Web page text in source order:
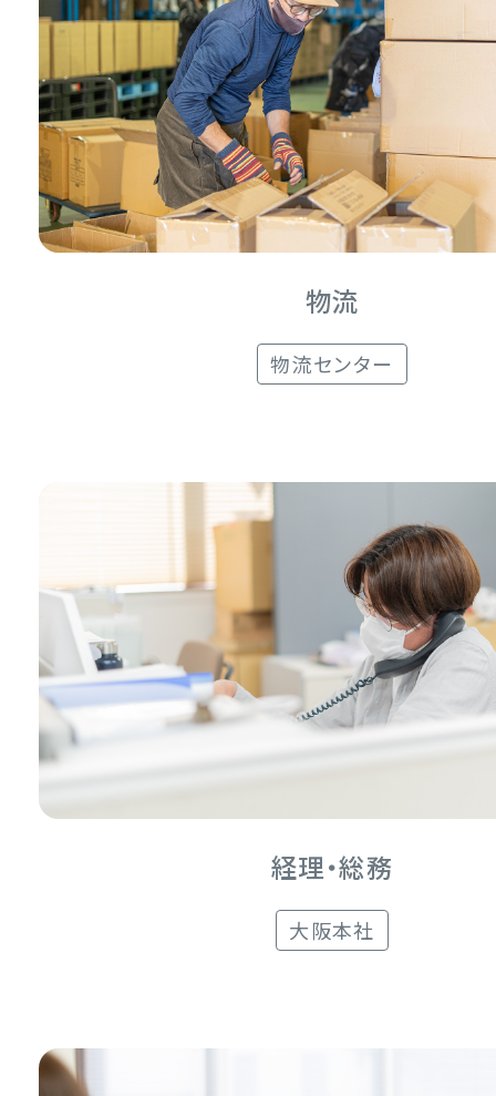
物流
物流センター
経理・総務
大阪本社